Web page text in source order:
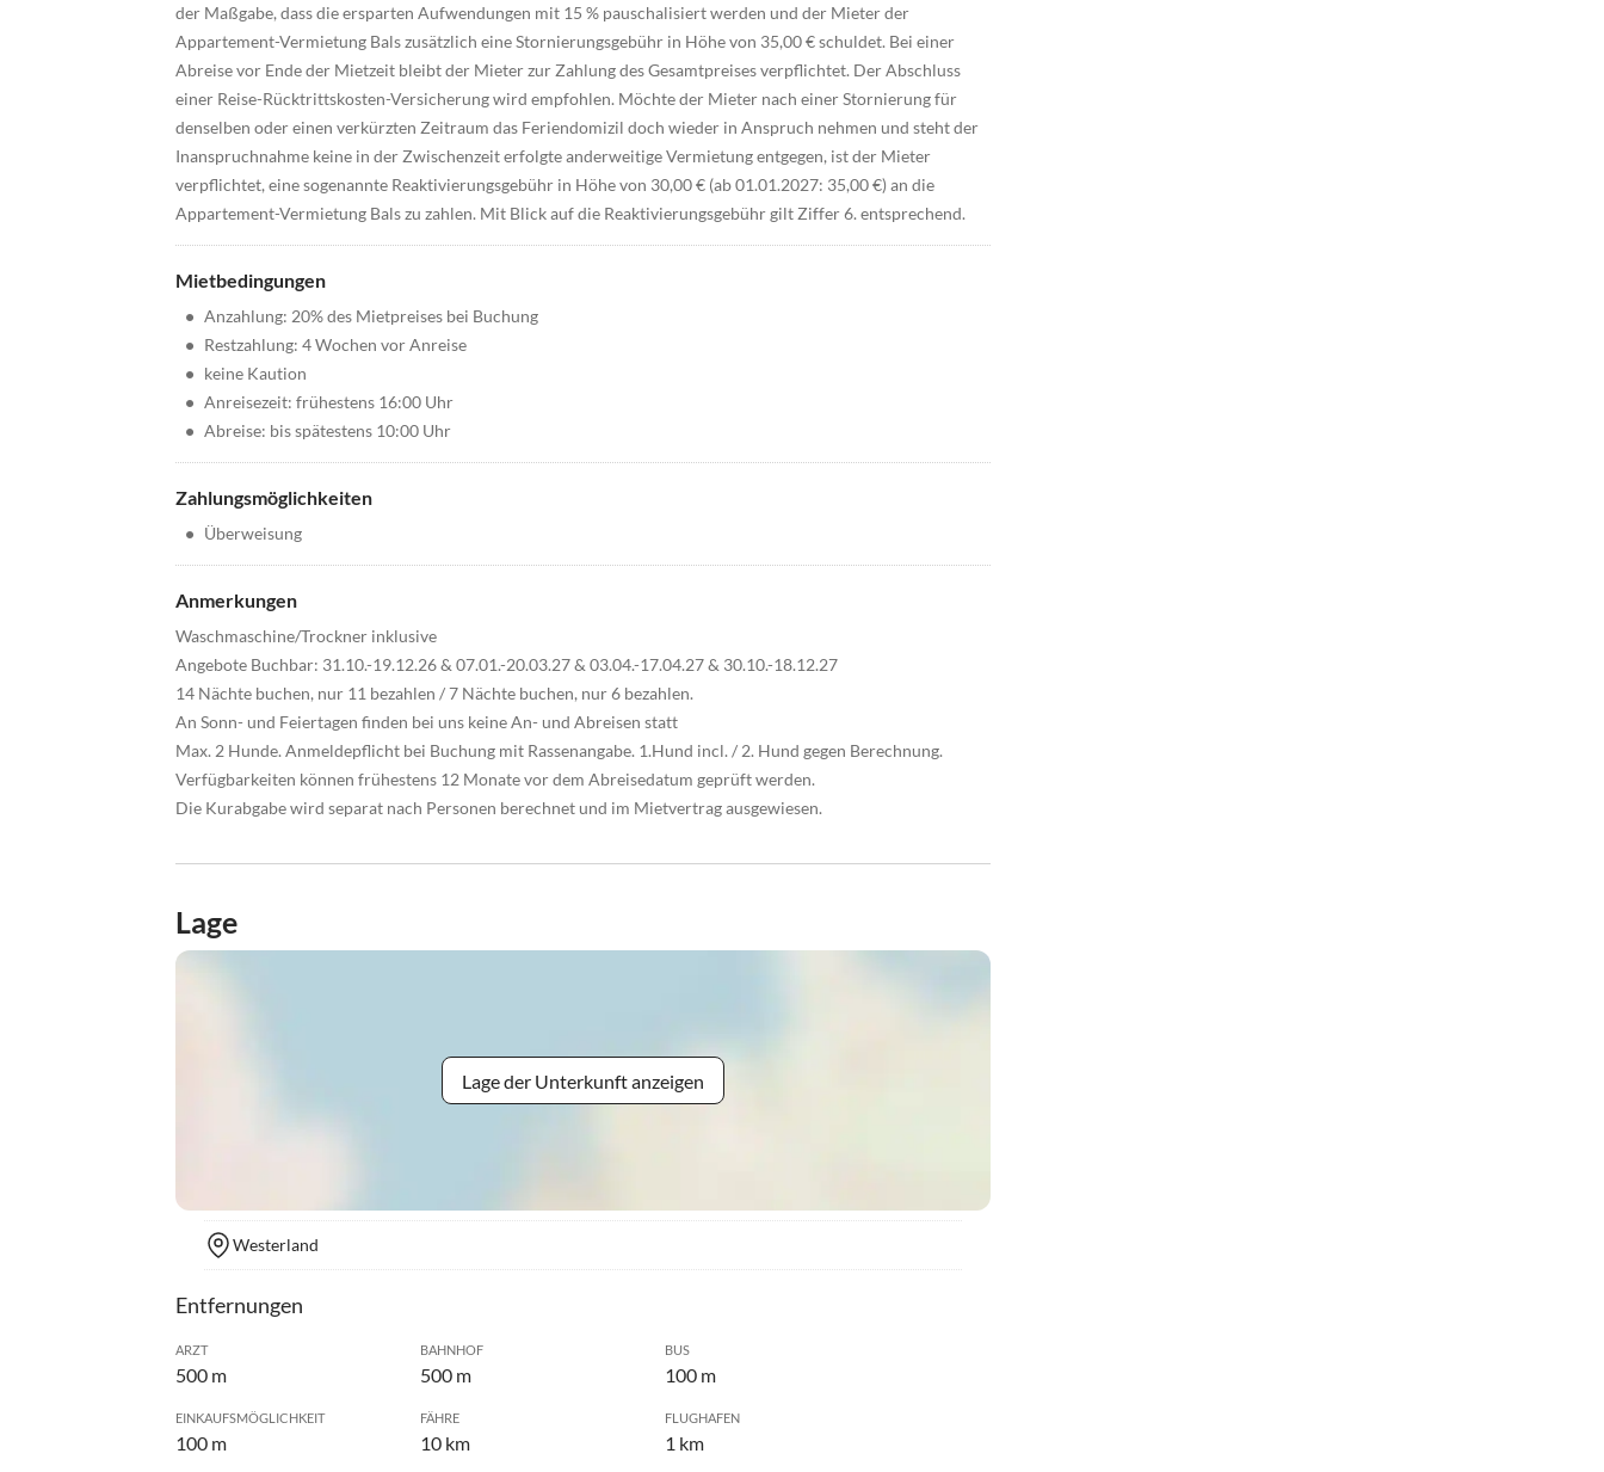
der Maßgabe, dass die ersparten Aufwendungen mit 15 % pauschalisiert werden und der Mieter der
Appartement-Vermietung Bals zusätzlich eine Stornierungsgebühr in Höhe von 35,00 € schuldet. Bei einer
Abreise vor Ende der Mietzeit bleibt der Mieter zur Zahlung des Gesamtpreises verpflichtet. Der Abschluss
einer Reise-Rücktrittskosten-Versicherung wird empfohlen. Möchte der Mieter nach einer Stornierung für
denselben oder einen verkürzten Zeitraum das Feriendomizil doch wieder in Anspruch nehmen und steht der
Inanspruchnahme keine in der Zwischenzeit erfolgte anderweitige Vermietung entgegen, ist der Mieter
verpflichtet, eine sogenannte Reaktivierungsgebühr in Höhe von 30,00 € (ab 01.01.2027: 35,00 €) an die
Appartement-Vermietung Bals zu zahlen. Mit Blick auf die Reaktivierungsgebühr gilt Ziffer 6. entsprechend.
Mietbedingungen
• Anzahlung: 20% des Mietpreises bei Buchung
• Restzahlung: 4 Wochen vor Anreise
• keine Kaution
• Anreisezeit: frühestens 16:00 Uhr
• Abreise: bis spätestens 10:00 Uhr
Zahlungsmöglichkeiten
• Überweisung
Anmerkungen
Waschmaschine/Trockner inklusive
Angebote Buchbar: 31.10.-19.12.26 & 07.01.-20.03.27 & 03.04.-17.04.27 & 30.10.-18.12.27
14 Nächte buchen, nur 11 bezahlen / 7 Nächte buchen, nur 6 bezahlen.
An Sonn- und Feiertagen finden bei uns keine An- und Abreisen statt
Max. 2 Hunde. Anmeldepflicht bei Buchung mit Rassenangabe. 1.Hund incl. / 2. Hund gegen Berechnung.
Verfügbarkeiten können frühestens 12 Monate vor dem Abreisedatum geprüft werden.
Die Kurabgabe wird separat nach Personen berechnet und im Mietvertrag ausgewiesen.
Lage
Lage der Unterkunft anzeigen
Westerland
Entfernungen
ARZT
500 m
BAHNHOF
500 m
BUS
100 m
EINKAUFSMÖGLICHKEIT
100 m
FÄHRE
10 km
FLUGHAFEN
1 km